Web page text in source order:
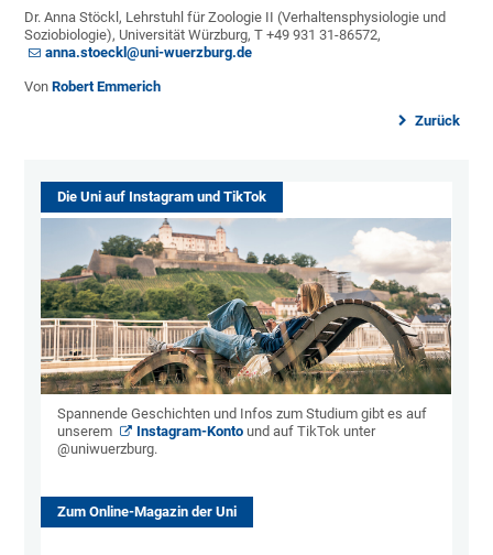
Dr. Anna Stöckl, Lehrstuhl für Zoologie II (Verhaltensphysiologie und
Soziobiologie), Universität Würzburg, T +49 931 31-86572,
anna.stoeckl@uni-wuerzburg.de
VonRobert Emmerich
Zurück
Die Uni auf Instagram und TikTok
Spannende Geschichten und Infos zum Studium gibt es auf
unserem
Instagram-Konto und auf TikTok unter
@uniwuerzburg.
Zum Online-Magazin der Uni